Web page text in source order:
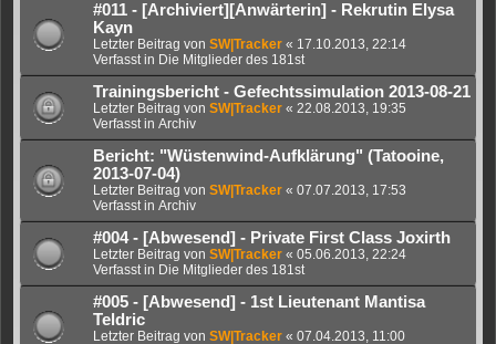
#011 - [Archiviert][Anwärterin] - Rekrutin Elysa
Kayn
Letzter Beitrag von SW|Tracker « 17.10.2013, 22:14
Verfasst in Die Mitglieder des 181st
Trainingsbericht - Gefechtssimulation 2013-08-21
Letzter Beitrag von SW|Tracker « 22.08.2013, 19:35
Verfasst in Archiv
Bericht: "Wüstenwind-Aufklärung" (Tatooine,
2013-07-04)
Letzter Beitrag von SW|Tracker « 07.07.2013, 17:53
Verfasst in Archiv
#004 - [Abwesend] - Private First Class Joxirth
Letzter Beitrag von SW|Tracker « 05.06.2013, 22:24
Verfasst in Die Mitglieder des 181st
#005 - [Abwesend] - 1st Lieutenant Mantisa
Teldric
Letzter Beitrag von SW|Tracker « 07.04.2013, 11:00